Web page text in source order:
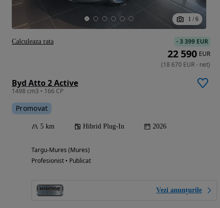
1 / 6
Byd Atto 2 Active
1498 cm3 • 166 CP
Promovat
5 km Hibrid Plug-In 2026
Targu-Mures (Mures)
Profesionist • Publicat
Vezi anunțurile
-3 399 EUR
22 590 EUR
(18 670 EUR- net)
Calculeaza rata